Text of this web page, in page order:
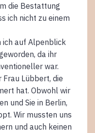
die Bestattung
ich nicht zu einem
ich auf Alpenblick
da ihr
war.
Lübbert, die
hat. Obwohl wir
und Sie in Berlin,
Wir mussten uns
und auch keinen